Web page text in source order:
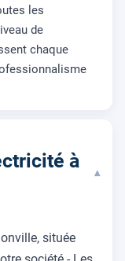
les
de
chaque
à
▾
située